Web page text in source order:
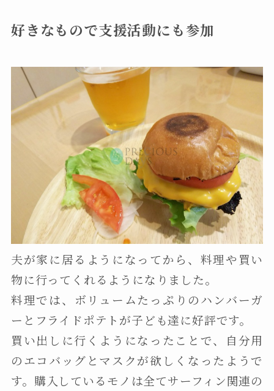
好きなもので支援活動にも参加
夫が家に居るようになってから、料理や買い
物に行ってくれるようになりました。
料理では、ボリュームたっぷりのハンバーガ
ーとフライドポテトが子ども達に好評です。
買い出しに行くようになったことで、自分用
のエコバッグとマスクが欲しくなったようで
す。購入しているモノは全てサーフィン関連の